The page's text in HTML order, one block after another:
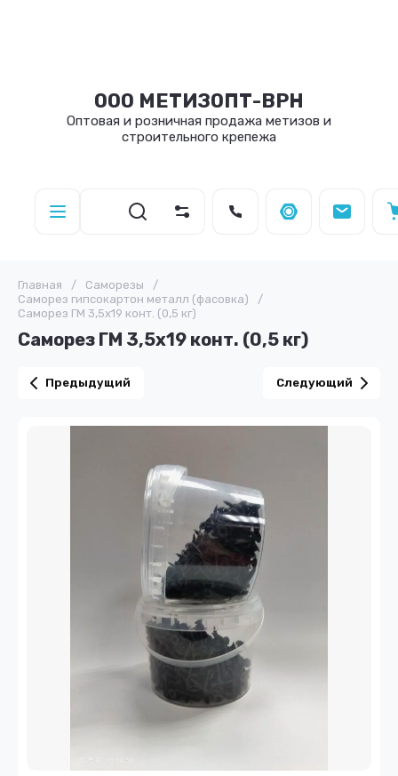
ООО МЕТИЗОПТ-ВРН
Оптовая и розничная продажа метизов и
строительного крепежа
Главная / Саморезы
/
Саморез гипсокартон металл (фасовка)
/
Саморез ГМ 3,5х19 конт. (0,5 кг)
Саморез ГМ 3,5х19 конт. (0,5 кг)
Предыдущий Следующий